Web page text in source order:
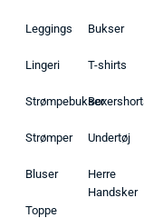
Leggings
Lingeri
Strømpebukser
Strømper
Bluser
Toppe
Bukser
T-shirts
Undertøj
Herre
Handsker